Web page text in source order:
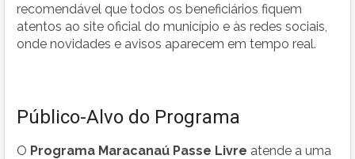
recomendável que todos os beneficiários fiquem
atentos ao site oficial do município e às redes sociais,
onde novidades e avisos aparecem em tempo real.
Público-Alvo do Programa
O Programa Maracanaú Passe Livre atende a uma